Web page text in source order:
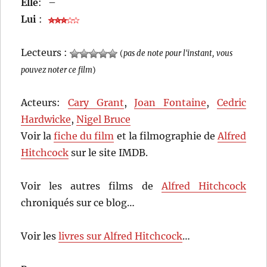
Elle:
–
Lui :
Lecteurs : (pas de note pour l'instant, vous
pouvez noter ce film)
Acteurs: Cary Grant,Joan Fontaine, Cedric
Hardwicke,Nigel Bruce
Voir lafiche du film et la filmographie deAlfred
Hitchcock sur le site IMDB.
Voir les autres films deAlfred Hitchcock
chroniqués sur ce blog…
Voir leslivres sur Alfred Hitchcock…